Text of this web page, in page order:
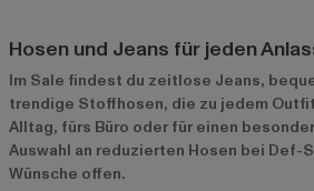
Hosen und Jeans für jeden
Im Sale findest du zeitlose Jeans,
trendige Stoffhosen, die zu jedem
Alltag, fürs Büro oder für einen
Auswahl an reduzierten Hosen bei Def-
Wünsche offen.